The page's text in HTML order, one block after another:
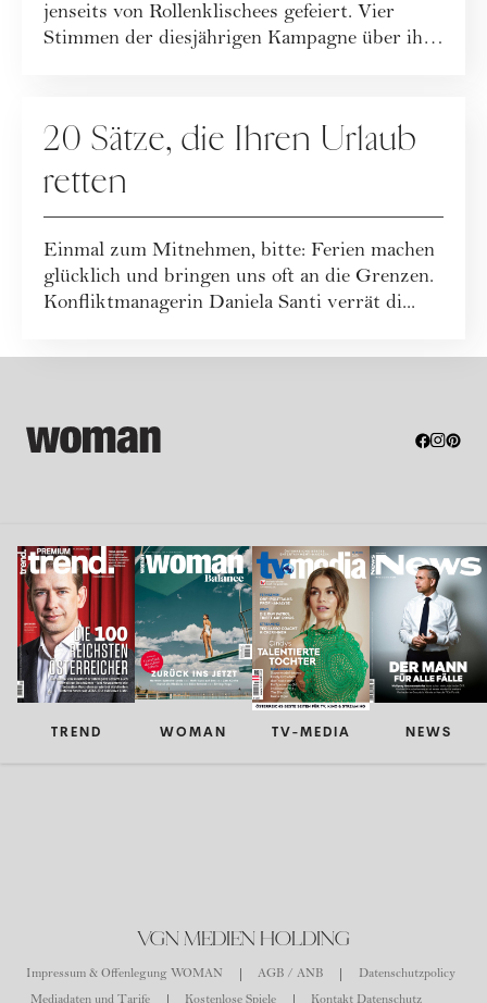
jenseits von Rollenklischees gefeiert. Vier
Stimmen der diesjährigen Kampagne über ihre
20 Sätze, die Ihren Urlaub
retten
Einmal zum Mitnehmen, bitte: Ferien machen
glücklich und bringen uns oft an die Grenzen.
Konfliktmanagerin Daniela Santi verrät di...
TREND WOMAN TV-MEDIA NEWS
VGN MEDIEN HOLDING
Impressum & Offenlegung WOMAN AGB / ANB
Datenschutzpolicy